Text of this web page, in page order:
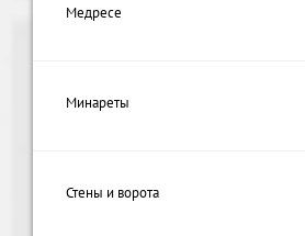
Медресе
Минареты
Стены и ворота